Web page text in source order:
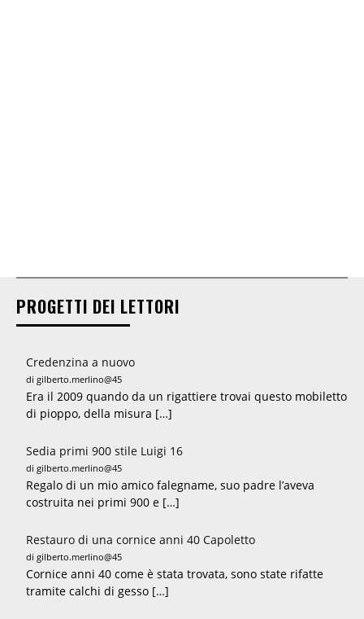
PROGETTI DEI LETTORI
Credenzina a nuovo
di gilberto.merlino@45
Era il 2009 quando da un rigattiere trovai questo mobiletto
di pioppo, della misura […]
Sedia primi 900 stile Luigi 16
di gilberto.merlino@45
Regalo di un mio amico falegname, suo padre l’aveva
costruita nei primi 900 e […]
Restauro di una cornice anni 40 Capoletto
di gilberto.merlino@45
Cornice anni 40 come è stata trovata, sono state rifatte
tramite calchi di gesso […]